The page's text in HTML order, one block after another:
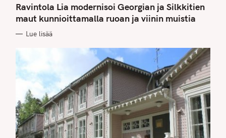
T
E
G
O
I
Ravintola Lia modernisoi Georgian ja Silkkitien
maut kunnioittamalla ruoan ja viinin muistia
Lue lisää